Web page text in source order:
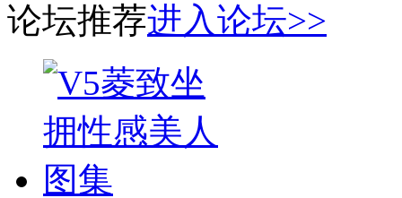
论坛推荐进入论坛>>